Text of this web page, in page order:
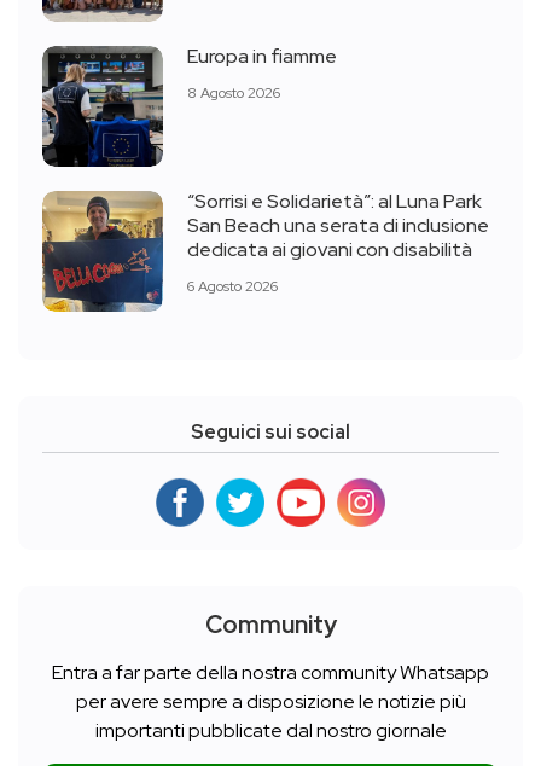
Europa in fiamme
8 Agosto 2026
“Sorrisi e Solidarietà”: al Luna Park
San Beach una serata di inclusione
dedicata ai giovani con disabilità
6 Agosto 2026
Seguici sui social
Community
Entra a far parte della nostra community Whatsapp
per avere sempre a disposizione le notizie più
importanti pubblicate dal nostro giornale